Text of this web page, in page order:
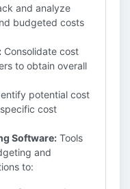
and analyze
budgeted costs
Consolidate cost
to obtain overall
potential cost
cost
Software: Tools
and
to: